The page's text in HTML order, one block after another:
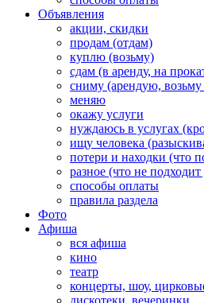
Объявления
акции, скидки
продам (отдам)
куплю (возьму)
сдам (в аренду, на
сниму (арендую, возьму
меняю
окажу услуги
нуждаюсь в услугах
ищу человека
потери и находки (что
разное (что не
способы оплаты
правила раздела
Фото
Афиша
вся афиша
кино
театр
концерты, шоу,
дискотеки, вечеринки